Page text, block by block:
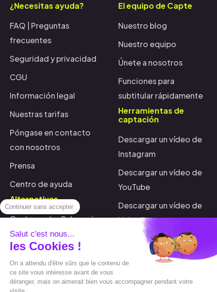
Continuer sans accepter
Salut c'est nous...
les Cookies !
On a attendu d'être sûrs que le contenu de
ce site vous intéresse avant de vous
déranger, mais on aimerait bien vous accompagner pendant votre
visite...
¿Necesitas ayuda?
FAQ | Preguntas
frecuentes
Seguridad y privacidad
CGU
Información legal
Nuestras tarifas
Póngase en contacto
con nosotros
Prensa
Centro de ayuda
Alternativas
Capte contra Submagic
Capte contra
Sendshort
Capte contra Veed
Capte contra Opusclip
El equipo de Capte
Nuestro blog
Nuestro equipo
Únete a nosotros
Funciones para
subtitular rápidamente
Herramientas de
captación
Descargar un vídeo de
Instagram
Descargar un vídeo de
YouTube
Descargar un vídeo de
LinkedIn
Descargar Spotify
Generar una miniatura